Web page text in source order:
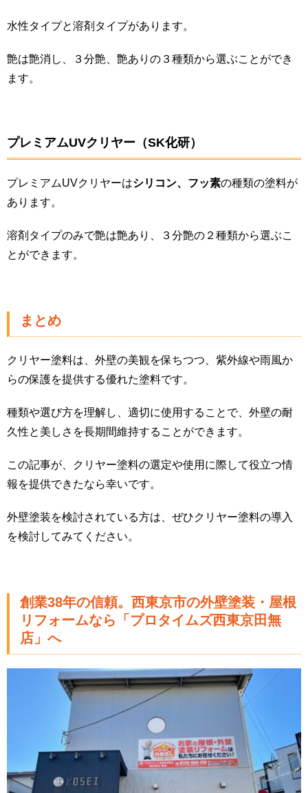
水性タイプと溶剤タイプがあります。
艶は艶消し、３分艶、艶ありの３種類から選ぶことができ
ます。
プレミアムUVクリヤー（SK化研）
プレミアムUVクリヤーはシリコン、フッ素の種類の塗料が
あります。
溶剤タイプのみで艶は艶あり、３分艶の２種類から選ぶこ
とができます。
まとめ
クリヤー塗料は、外壁の美観を保ちつつ、紫外線や雨風か
らの保護を提供する優れた塗料です。
種類や選び方を理解し、適切に使用することで、外壁の耐
久性と美しさを長期間維持することができます。
この記事が、クリヤー塗料の選定や使用に際して役立つ情
報を提供できたなら幸いです。
外壁塗装を検討されている方は、ぜひクリヤー塗料の導入
を検討してみてください。
創業38年の信頼。西東京市の外壁塗装・屋根
リフォームなら「プロタイムズ西東京田無
店」へ